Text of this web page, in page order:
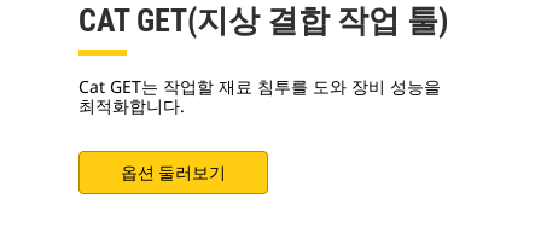
CAT GET(지상 결합 작업 툴)
Cat GET는 작업할 재료 침투를 도와 장비 성능을
최적화합니다.
옵션 둘러보기